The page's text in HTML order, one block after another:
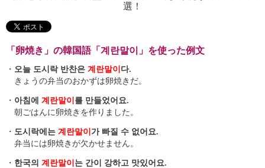
選！
「卵焼き」の韓国語「계란말이」を使った例文
・ 오늘 도시락 반찬은 계란말이 다.
きょうの弁当のおかずは卵焼きだ。
・ 아침에 계란말이 를 만들었어요.
朝ごはんに卵焼きを作りました。
・ 도시락에는 계란말이 가 빠질 수 없어요.
弁当には卵焼きが欠かせません。
・ 한국의 계란말이 는 간이 강하고 맛있어요.